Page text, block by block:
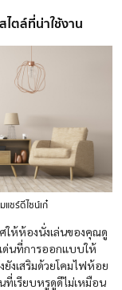
ไตล์ที่น่าใช้งาน
ชร์ดีไซน์เก๋
ให้ห้องนั่งเล่นของคุณดู
เด่นที่การออกแบบให้
ยังเสริมด้วยโคมไฟห้อย
ที่เรียบหรูดูดีไม่เหมือน